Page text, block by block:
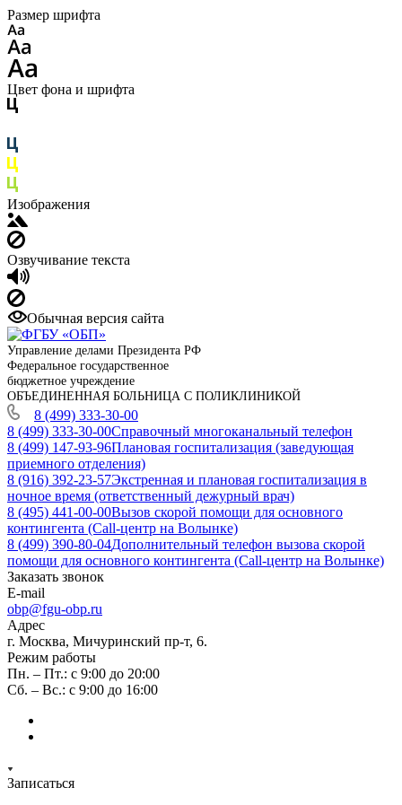
Размер шрифта
Цвет фона и шрифта
Изображения
Озвучивание текста
Обычная версия сайта
Управление делами Президента РФ
Федеральное государственное
бюджетное учреждение
ОБЪЕДИНЕННАЯ БОЛЬНИЦА С ПОЛИКЛИНИКОЙ
8 (499) 333-30-00
8 (499) 333-30-00Справочный многоканальный телефон
8 (499) 147-93-96Плановая госпитализация (заведующая
приемного отделения)
8 (916) 392-23-57Экстренная и плановая госпитализация в
ночное время (ответственный дежурный врач)
8 (495) 441-00-00Вызов скорой помощи для основного
контингента (Call-центр на Волынке)
8 (499) 390-80-04Дополнительный телефон вызова скорой
помощи для основного контингента (Call-центр на Волынке)
Заказать звонок
E-mail
obp@fgu-obp.ru
Адрес
г. Москва, Мичуринский пр-т, 6.
Режим работы
Пн. – Пт.: с 9:00 до 20:00
Сб. – Вс.: с 9:00 до 16:00
Записаться